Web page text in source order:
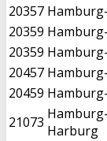
20357
20359
20359
20457
20459
21073 Hamburg-
Harburg